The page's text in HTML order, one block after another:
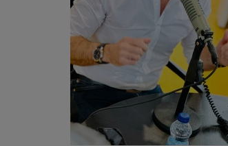
TITRES DIFFUSÉS